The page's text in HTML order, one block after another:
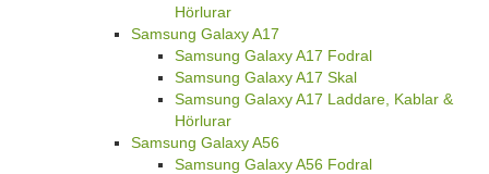
Hörlurar
Samsung Galaxy A17
Samsung Galaxy A17 Fodral
Samsung Galaxy A17 Skal
Samsung Galaxy A17 Laddare, Kablar &
Hörlurar
Samsung Galaxy A56
Samsung Galaxy A56 Fodral